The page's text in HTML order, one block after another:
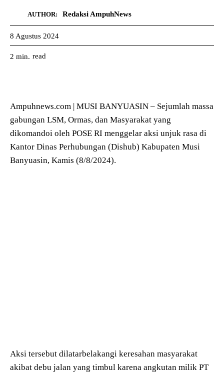
AUTHOR: Redaksi AmpuhNews
8 Agustus 2024
2 min. read
Ampuhnews.com | MUSI BANYUASIN – Sejumlah massa
gabungan LSM, Ormas, dan Masyarakat yang
dikomandoi oleh POSE RI menggelar aksi unjuk rasa di
Kantor Dinas Perhubungan (Dishub) Kabupaten Musi
Banyuasin, Kamis (8/8/2024).
Aksi tersebut dilatarbelakangi keresahan masyarakat
akibat debu jalan yang timbul karena angkutan milik PT